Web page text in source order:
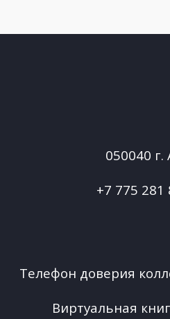
050040
+7 775 281
Телефон доверия
Виртуальная